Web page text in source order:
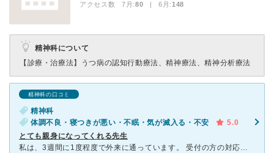
アクセス数 7月:80 | 6月:148
精神科について
【診療・治療法】
うつ病の認知行動療法、精神療法、精神分析療法
精神科の口コミ
精神科
体調不良・寝つきが悪い・不眠・気が滅入る・不安
5.0
とても親身になってくれる先生
私は、3週間に1度程度で外来に通っています。 受付の方の対応は、いつもとても優しく声をかけてくださり、穏やかなので安心できます。 南海医院長は、見るからに誠実で私の話を親身になって聴いてく